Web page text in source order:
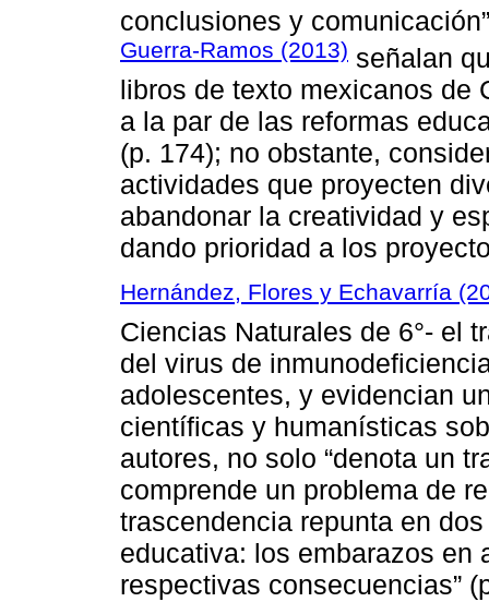
conclusiones y
Guerra-Ramos (2013) señalan
libros de texto mexicanos de
a la par de las reformas
(p. 174); no obstante,
actividades que proyecten
abandonar la creatividad y
dando prioridad a los
Hernández, Flores y Echavarría
Ciencias Naturales de 6°- el
del virus de
adolescentes, y evidencian
científicas y humanísticas
autores, no solo “denota un
comprende un problema de
trascendencia repunta en
educativa: los embarazos en
respectivas consecuencias”